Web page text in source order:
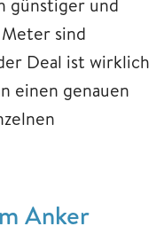
günstiger und
sind
Deal ist wirklich
einen genauen
Anker